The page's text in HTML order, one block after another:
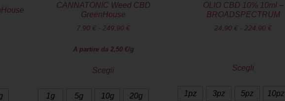
CANNATONIC Weed CBD
GreenHouse
7,90 € - 249,90 €
A partire da 2,50 €/g
Scegli
1g 5g 10g 20g
OLIO CBD 10% 10ml –
BROADSPECTRUM
24,90 € - 224,90 €
Scegli
1pz 3pz 5pz 10pz